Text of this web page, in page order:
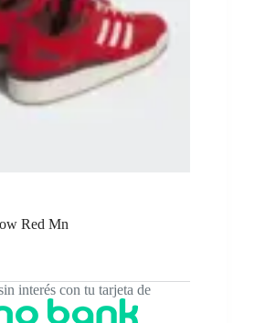
Red Mn
interés con tu tarjeta de